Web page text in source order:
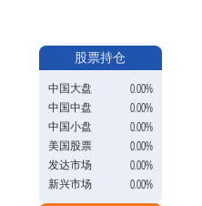
股票持仓
中国大盘
0.00%
中国中盘
0.00%
中国小盘
0.00%
美国股票
0.00%
发达市场
0.00%
新兴市场
0.00%